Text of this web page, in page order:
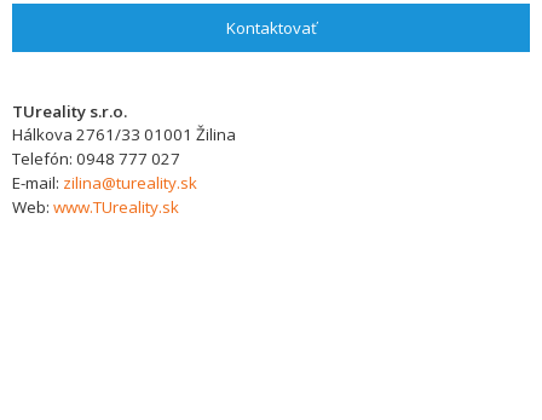
Kontaktovať
TUreality s.r.o.
Hálkova 2761/33 01001 Žilina
Telefón: 0948 777 027
E-mail: zilina@tureality.sk
Web: www.TUreality.sk